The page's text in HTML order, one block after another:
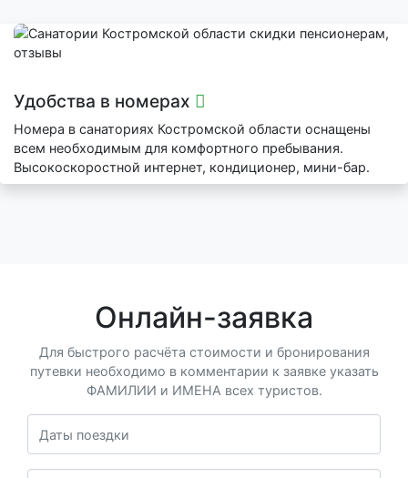
Удобства в номерах
Номера в санаториях Костромской области оснащены
всем необходимым для комфортного пребывания.
Высокоскоростной интернет, кондиционер, мини-бар.
Онлайн-заявка
Для быстрого расчёта стоимости и бронирования
путевки необходимо в комментарии к заявке указать
ФАМИЛИИ и ИМЕНА всех туристов.